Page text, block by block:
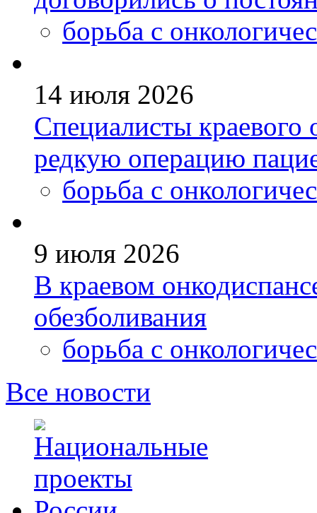
борьба с
14 июля 2026
Специалисты краевого
редкую операцию
борьба с
9 июля 2026
В краевом
обезболивания
борьба с
Все новости